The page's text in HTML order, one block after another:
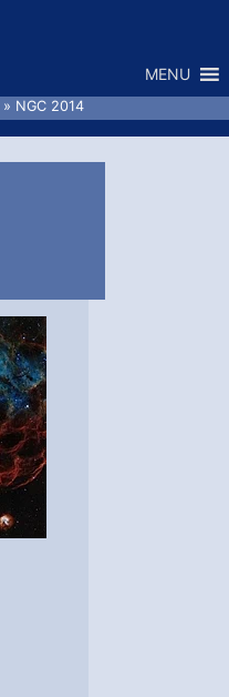
MENU
NGC 2014